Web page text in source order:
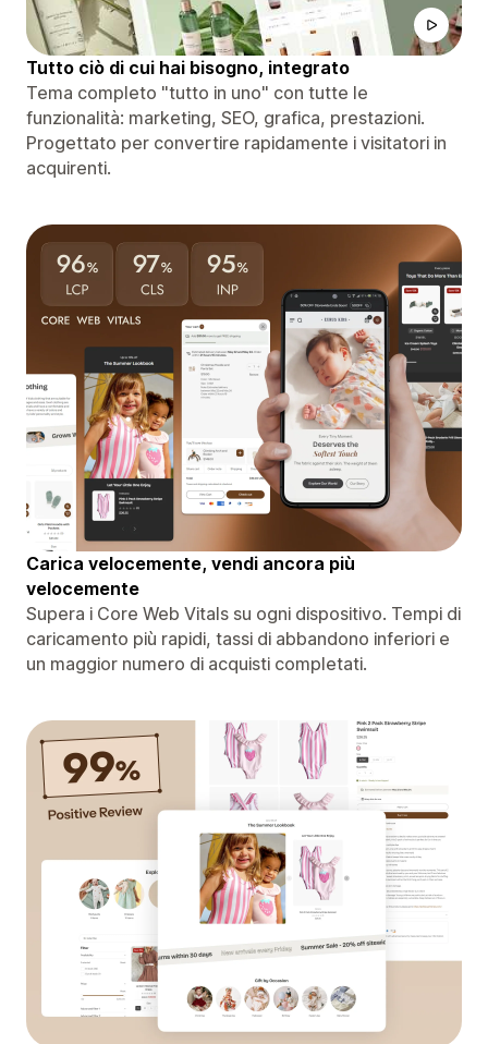
Tutto ciò di cui hai bisogno, integrato
Tema completo "tutto in uno" con tutte le
funzionalità: marketing, SEO, grafica, prestazioni.
Progettato per convertire rapidamente i visitatori in
acquirenti.
Carica velocemente, vendi ancora più
velocemente
Supera i Core Web Vitals su ogni dispositivo. Tempi di
caricamento più rapidi, tassi di abbandono inferiori e
un maggior numero di acquisti completati.